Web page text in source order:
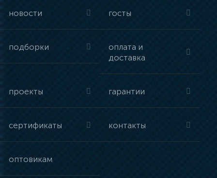
новости госты
подборки
оплата и
доставка
проекты гарантии
сертификаты контакты
оптовикам